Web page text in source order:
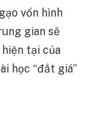
vốn hình
gian sẽ
tại của
học “đắt giá”